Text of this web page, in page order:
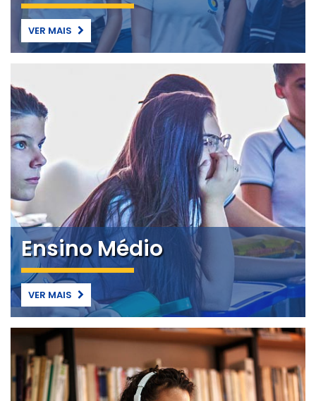
VER MAIS
Ensino Médio
VER MAIS